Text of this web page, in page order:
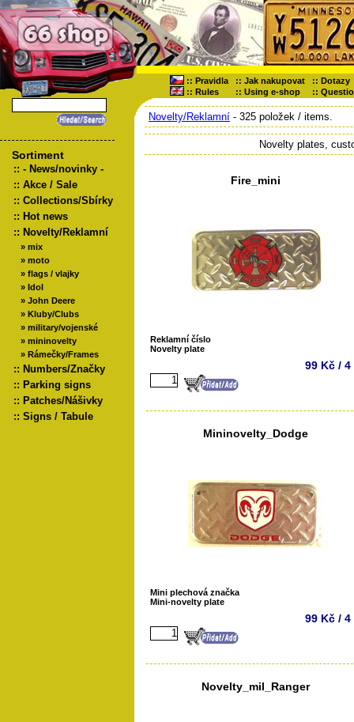
:: Pravidla :: Jak nakupovat :: Dotazy
:: Rules :: Using e-shop ::
Sortiment
:: - News/novinky -
:: Akce / Sale
:: Collections/Sbírky
:: Hot news
:: Novelty/Reklamní
» mix
» moto
» flags / vlajky
» Idol
» John Deere
» Kluby/Clubs
» military/vojenské
» mininovelty
» Rámečky/Frames
:: Numbers/Značky
:: Parking signs
:: Patches/Nášivky
:: Signs / Tabule
Novelty/Reklamní - 325 položek / items.
Novelty plates,
Fire_mini
Reklamní číslo
Novelty plate
99 Kč / 4
Mininovelty_Dodge
Mini plechová značka
Mini-novelty plate
99 Kč / 4
Novelty_mil_Ranger